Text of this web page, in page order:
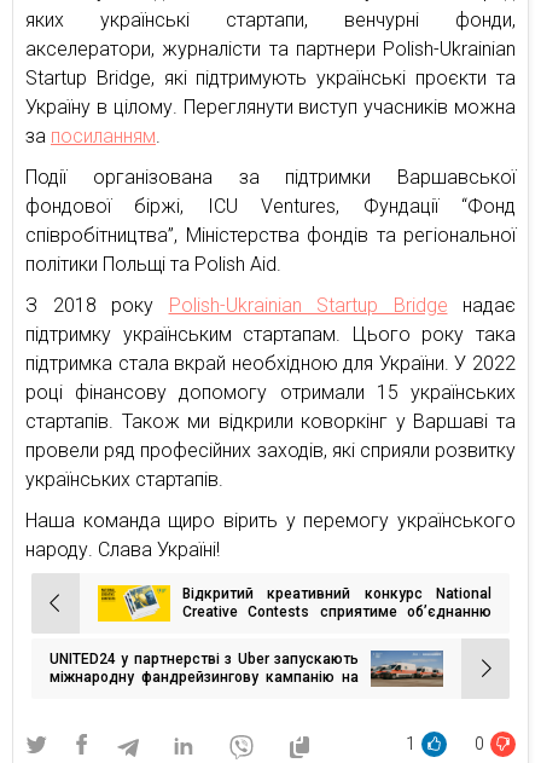
яких українські стартапи, венчурні фонди,
акселератори, журналісти та партнери Polish-Ukrainian
Startup Bridge, які підтримують українські проєкти та
Україну в цілому. Переглянути виступ учасників можна
за посиланням.
Події організована за підтримки Варшавської
фондової біржі, ICU Ventures, Фундації “Фонд
співробітництва”, Міністерства фондів та регіональної
політики Польщі та Polish Aid.
З 2018 року
Polish-Ukrainian Startup Bridge надає
підтримку українським стартапам. Цього року така
підтримка стала вкрай необхідною для України. У 2022
році фінансову допомогу отримали 15 українських
стартапів. Також ми відкрили коворкінг у Варшаві та
провели ряд професійних заходів, які сприяли розвитку
українських стартапів.
Наша команда щиро вірить у перемогу українського
народу. Слава Україні!
Навігація
записів
Відкритий креативний конкурс National
Creative Contests сприятиме об’єднанню
UNITED24 у партнерстві з Uber запускають
міжнародну фандрейзингову кампанію на
1 0